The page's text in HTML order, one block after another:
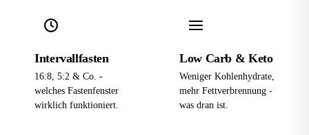
Intervallfasten
16:8, 5:2 & Co. -
welches Fastenfenster
wirklich funktioniert.
Low Carb & Keto
Weniger Kohlenhydrate,
mehr Fettverbrennung -
was dran ist.